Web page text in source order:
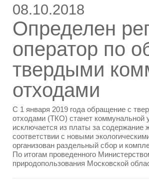
08.10.2018
Определен
оператор по
твердыми
отходами
С 1 января 2019 года обращение с
отходами (ТКО) станет коммунальной
исключается из платы за содержание
соответствии с новыми
организован раздельный сбор и
По итогам проведенного
природопользования Московской